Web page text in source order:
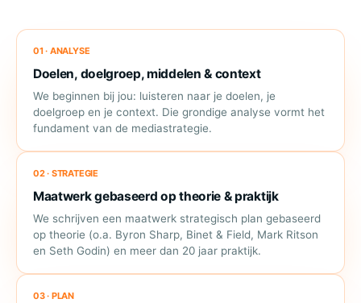
01 · ANALYSE
Doelen, doelgroep, middelen & context
We beginnen bij jou: luisteren naar je doelen, je
doelgroep en je context. Die grondige analyse vormt het
fundament van de mediastrategie.
02 · STRATEGIE
Maatwerk gebaseerd op theorie & praktijk
We schrijven een maatwerk strategisch plan gebaseerd
op theorie (o.a. Byron Sharp, Binet & Field, Mark Ritson
en Seth Godin) en meer dan 20 jaar praktijk.
03 · PLAN